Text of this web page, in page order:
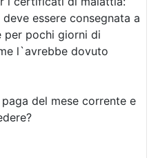
essere consegnata a
per pochi giorni di
l`avrebbe dovuto
del mese corrente e